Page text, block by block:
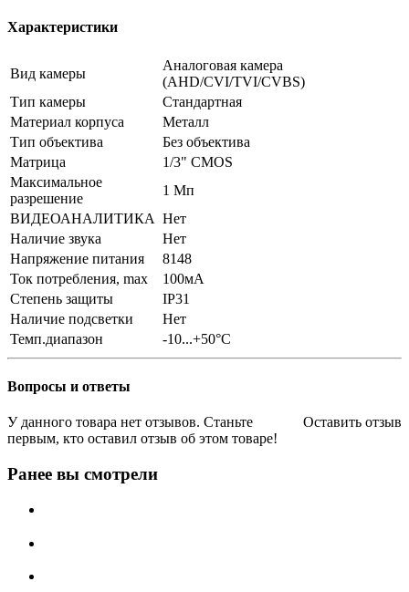
Характеристики
Вид камеры
Аналоговая камера
(AHD/CVI/TVI/CVBS)
Тип камеры
Стандартная
Материал корпуса
Металл
Тип объектива
Без объектива
Матрица
1/3" CMOS
Максимальное
разрешение
1 Мп
ВИДЕОАНАЛИТИКА Нет
Наличие звука
Нет
Напряжение питания
8148
Ток потребления, max
100мА
Степень защиты
IP31
Наличие подсветки
Нет
Темп.диапазон
-10...+50°С
Вопросы и ответы
Оставить отзыв
У данного товара нет отзывов. Станьте
первым, кто оставил отзыв об этом товаре!
Ранее вы смотрели